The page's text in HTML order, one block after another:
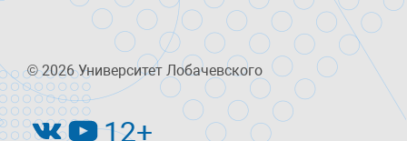
© 2026 Университет Лобачевского
12+